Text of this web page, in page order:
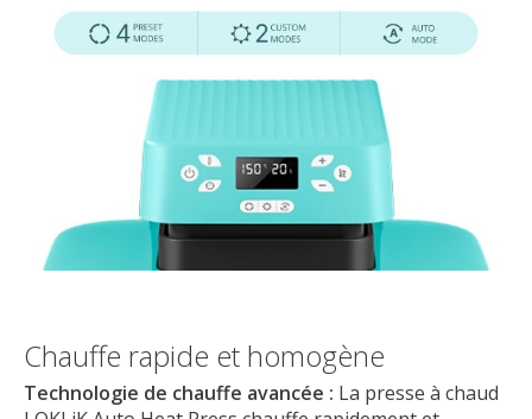
Chauffe rapide et homogène
Technologie de chauffe avancée : La presse à chaud